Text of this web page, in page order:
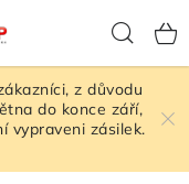
z důvodu
do konce září,
vypraveni zásilek.